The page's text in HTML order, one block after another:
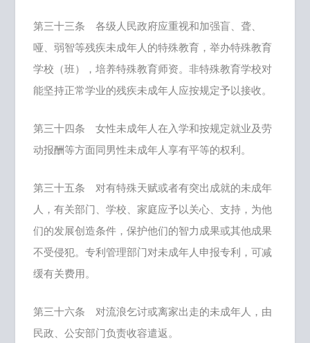
第三十三条 各级人民政府应重视和加强盲、聋、
哑、弱智等残疾未成年人的特殊教育，举办特殊教育
学校（班），培养特殊教育师资。非特殊教育学校对
能坚持正常学业的残疾未成年人应按规定予以接收。
第三十四条 女性未成年人在入学和按规定就业及劳
动报酬等方面同男性未成年人享有平等的权利。
第三十五条 对有特殊天赋或者有突出成就的未成年
人，有关部门、学校、家庭应予以关心、支持，为他
们的发展创造条件，保护他们的智力成果或其他成果
不受侵犯。专利管理部门对未成年人申报专利，可减
缓有关费用。
第三十六条 对流浪乞讨或离家出走的未成年人，由
民政、公安部门负责收容遣返。